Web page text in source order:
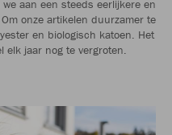
aan een steeds eerlijkere en
onze artikelen duurzamer te
en biologisch katoen. Het
jaar nog te vergroten.